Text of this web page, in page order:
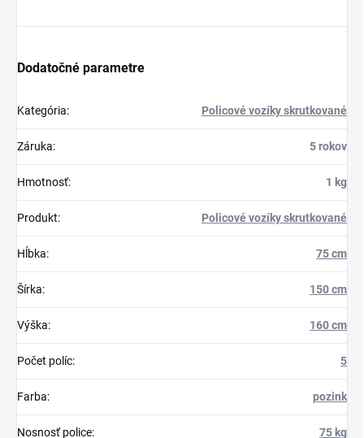
Dodatočné parametre
Kategória: Policové vozíky skrutkované
Záruka: 5 rokov
Hmotnosť: 1 kg
Produkt: Policové vozíky skrutkované
Hĺbka: 75 cm
Šírka: 150 cm
Výška: 160 cm
Počet políc: 5
Farba: pozink
Nosnosť police: 75 kg